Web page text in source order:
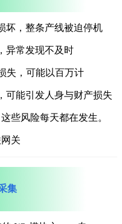
坏，整条产线被迫停机
异常发现不及时
失，可能以百万计
可能引发人身与财产损失
些风险每天都在发生。
集